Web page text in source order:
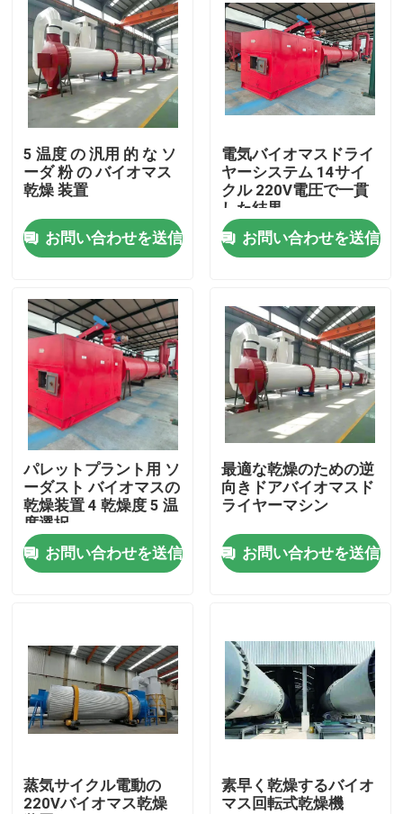
製品
ビデオ
わたしたち に つい て
工場 ツアー
品質管理
ニュース
生物量の木製の餌機械
5 温度 の 汎用 的 な ソ
ーダ 粉 の バイオマス
乾燥 装置
お問い合わせを送信
電気バイオマスドライ
ヤーシステム 14サイ
クル 220V電圧で一貫
した結果
お問い合わせを送信
パレットプラント用 ソ
ーダスト バイオマスの
乾燥装置 4 乾燥度 5 温
度選択
お問い合わせを送信
最適な乾燥のための逆
向きドアバイオマスド
ライヤーマシン
お問い合わせを送信
蒸気サイクル電動の
220Vバイオマス乾燥
素早く乾燥するバイオ
マス回転式乾燥機